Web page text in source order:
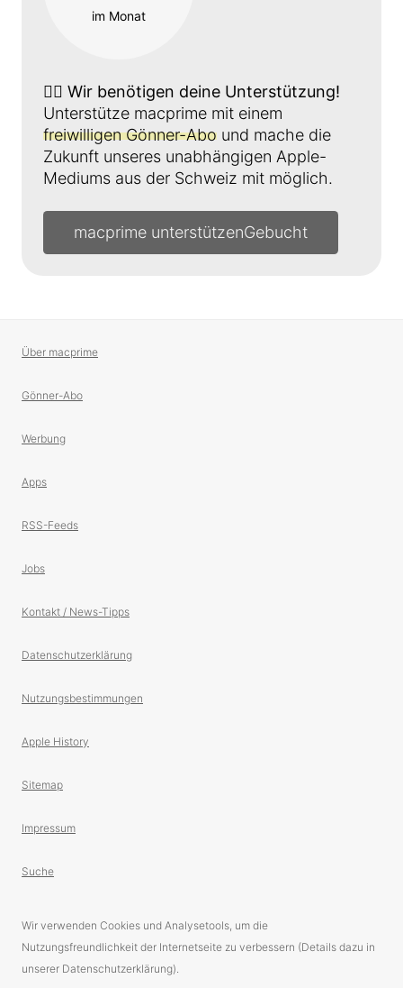
im Monat
👉🏼 Wir benötigen deine Unterstützung!
Unterstütze macprime mit einem
freiwilligen Gönner-Abo und mache die
Zukunft unseres unabhängigen Apple-
Mediums aus der Schweiz mit möglich.
macprime unterstützen
Über macprime
Gönner-Abo
Werbung
Apps
RSS-Feeds
Jobs
Kontakt / News-Tipps
Datenschutzerklärung
Nutzungsbestimmungen
Apple History
Sitemap
Impressum
Suche
Wir verwenden Cookies und Analysetools, um die
Nutzungsfreundlichkeit der Internetseite zu verbessern (Details dazu in
unserer Datenschutzerklärung).